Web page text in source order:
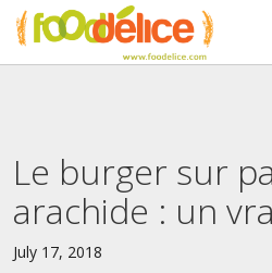
Le burger sur
arachide : un
July 17, 2018